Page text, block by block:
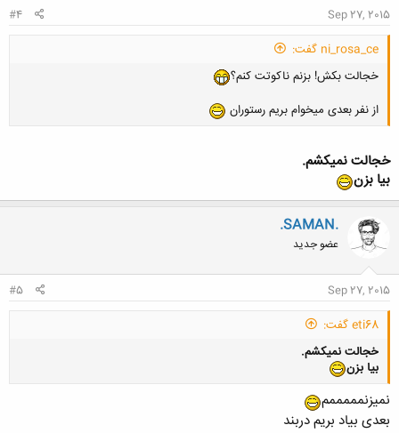
Sep 27, 2015
#4
ni_rosa_ce گفت:
خجالت بکش! بزنم ناکوتت کنم؟
از نفر بعدی میخوام بریم رستوران
خجالت نمیکشم.
بیا بزن
.SAMAN.
عضو جدید
Sep 27, 2015
#5
eti68 گفت:
خجالت نمیکشم.
بیا بزن
نمیزنمممممم
بعدی بیاد بریم دربند